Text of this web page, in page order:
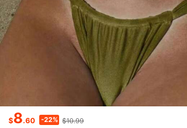
$8.60 -22% $10.99